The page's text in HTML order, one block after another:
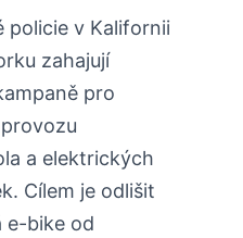
policie v Kalifornii
zahajují
pro
a elektrických
Cílem je odlišit
e-bike od